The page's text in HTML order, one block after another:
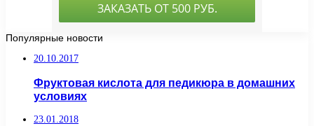
Популярные новости
20.10.2017
Фруктовая кислота для педикюра в домашних
условиях
23.01.2018